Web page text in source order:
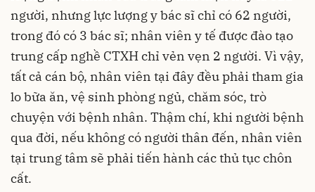
người, nhưng lực lượng y bác sĩ chỉ có 62 người,
trong đó có 3 bác sĩ; nhân viên y tế được đào tạo
trung cấp nghề CTXH chỉ vẻn vẹn 2 người. Vì vậy,
tất cả cán bộ, nhân viên tại đây đều phải tham gia
lo bữa ăn, vệ sinh phòng ngủ, chăm sóc, trò
chuyện với bệnh nhân. Thậm chí, khi người bệnh
qua đời, nếu không có người thân đến, nhân viên
tại trung tâm sẽ phải tiến hành các thủ tục chôn
cất.